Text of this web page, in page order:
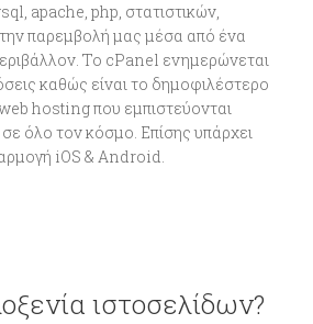
apache, php, στατιστικών,
παρεμβολή μας μέσα από ένα
Το cPanel ενημερώνεται
καθώς είναι το δημοφιλέστερο
web hosting που εμπιστεύονται
όλο τον κόσμο. Επίσης υπάρχει
iOS & Android.
ιστοσελίδων?